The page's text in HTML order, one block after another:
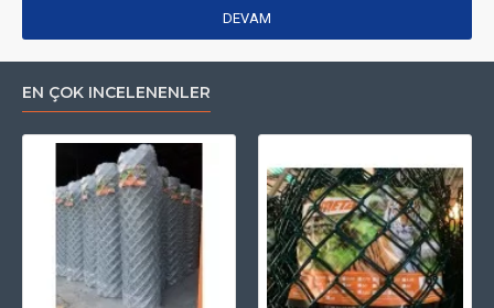
DEVAM
EN ÇOK INCELENENLER